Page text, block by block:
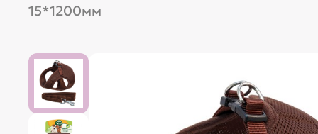
15*1200мм